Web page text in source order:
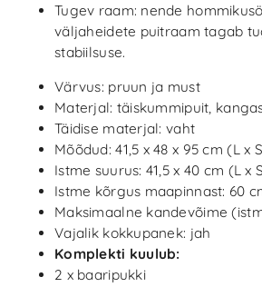
Tugev raam: nende
väljaheidete puitraam tagab
stabiilsuse.
Värvus: pruun ja must
Materjal: täiskummipuit,
Täidise materjal: vaht
Mõõdud: 41,5 x 48 x 95 cm (L x
Istme suurus: 41,5 x 40 cm (L x
Istme kõrgus maapinnast: 60
Maksimaalne kandevõime
Vajalik kokkupanek: jah
Komplekti kuulub:
2 x baaripukki